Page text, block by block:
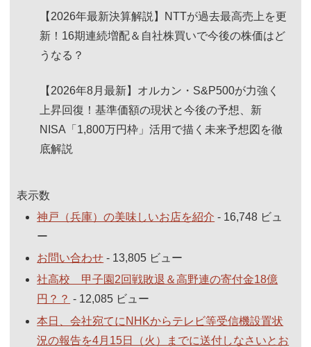
【2026年最新決算解説】NTTが過去最高売上を更
新！16期連続増配＆自社株買いで今後の株価はど
うなる？
【2026年8月最新】オルカン・S&P500が力強く
上昇回復！基準価額の現状と今後の予想、新
NISA「1,800万円枠」活用で描く未来予想図を徹
底解説
表示数
神戸（兵庫）の美味しいお店を紹介 - 16,748 ビュ
ー
お問い合わせ - 13,805 ビュー
社高校 甲子園2回戦敗退＆高野連の寄付金18億
円？？ - 12,085 ビュー
本日、会社宛てにNHKからテレビ等受信機設置状
況の報告を4月15日（火）までに送付しなさいとお